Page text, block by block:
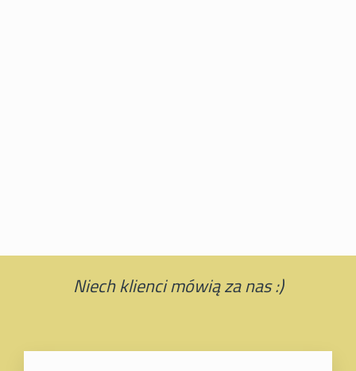
Niech klienci mówią za nas :)